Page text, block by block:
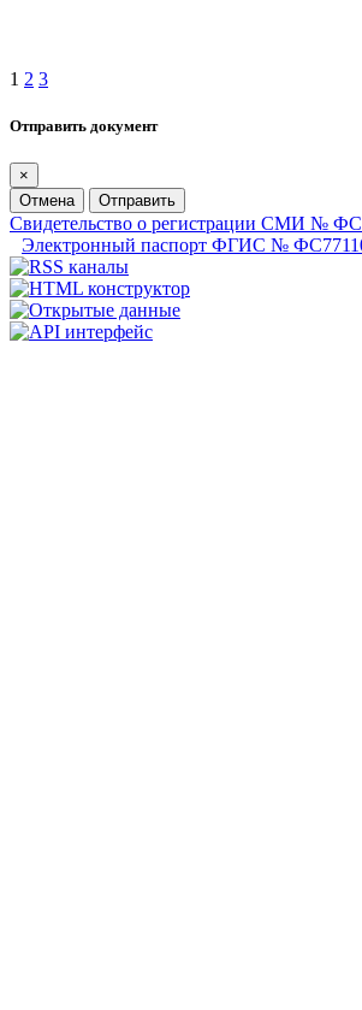
1 2 3
Отправить документ
×
Отмена
Отправить
Свидетельство о регистрации СМИ №
Электронный паспорт ФГИС №